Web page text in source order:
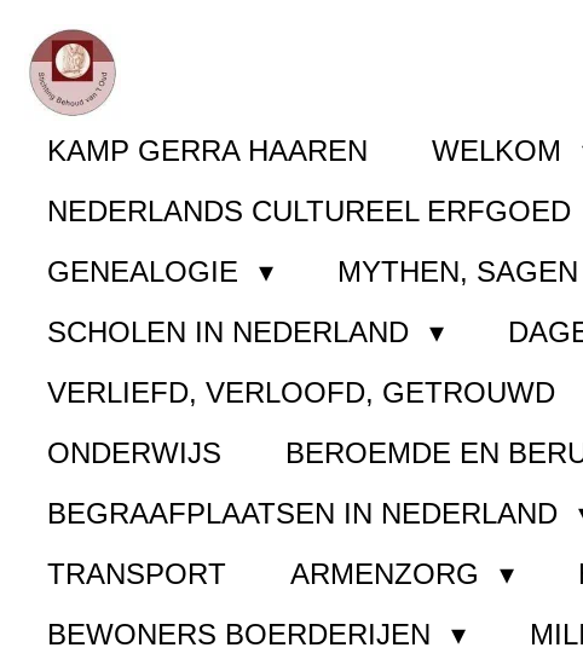
Ga
direct
naar
hoofdinhoud
KAMP GERRA HAAREN WELKOM
NEDERLANDS CULTUREEL ERFGOED
GENEALOGIE
MYTHEN,
SCHOLEN IN NEDERLAND
VERLIEFD, VERLOOFD, GETROUWD
ONDERWIJS
BEROEMDE EN
BEGRAAFPLAATSEN IN NEDERLAND
TRANSPORT
ARMENZORG
BEWONERS BOERDERIJEN